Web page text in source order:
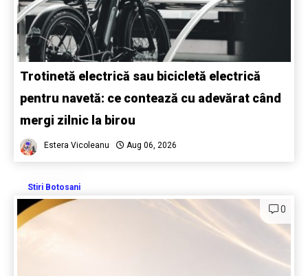
Trotinetă electrică sau bicicletă electrică
pentru navetă: ce contează cu adevărat când
mergi zilnic la birou
Estera Vicoleanu Aug 06, 2026
Stiri Botosani
0